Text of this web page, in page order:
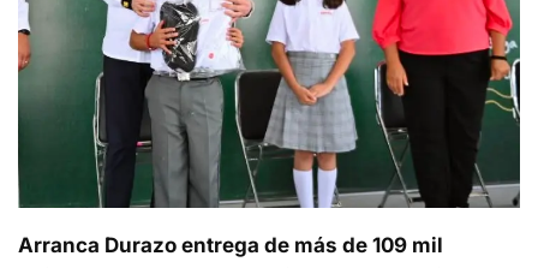
Arranca Durazo entrega de más de 109 mil